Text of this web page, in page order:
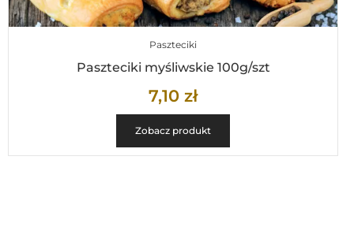
Paszteciki
Paszteciki myśliwskie 100g/szt
7,10 zł
Zobacz produkt